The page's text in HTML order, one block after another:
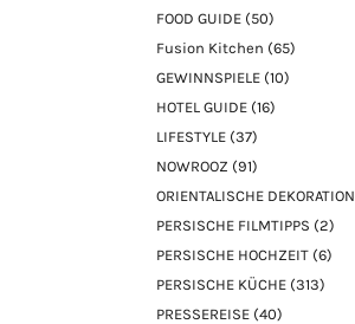
FOOD GUIDE (50)
Fusion Kitchen (65)
GEWINNSPIELE (10)
HOTEL GUIDE (16)
LIFESTYLE (37)
NOWROOZ (91)
ORIENTALISCHE DEKORATION
PERSISCHE FILMTIPPS (2)
PERSISCHE HOCHZEIT (6)
PERSISCHE KÜCHE (313)
PRESSEREISE (40)